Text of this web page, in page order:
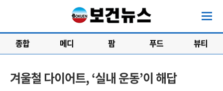
종합 메디 팜 푸드 뷰티
겨울철 다이어트, ‘실내 운동’이 해답